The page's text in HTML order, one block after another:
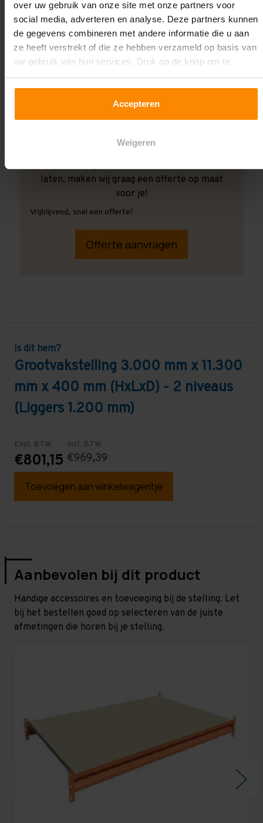
over uw gebruik van onze site met onze partners voor
social media, adverteren en analyse. Deze partners kunnen
de gegevens combineren met andere informatie die u aan
ze heeft verstrekt of die ze hebben verzameld op basis van
uw gebruik van hun services. Druk op de knop om te
accepteren!
Accepteren
Weigeren
laten, maken wij graag een offerte op maat
voor je!
Vrijblijvend, snel een offerte!
Offerte aanvragen
Is dit hem?
Grootvakstelling 3.000 mm x 11.300
mm x 400 mm (HxLxD) - 2 niveaus
(Liggers 1.200 mm)
Excl. BTW
€801,15
Incl. BTW
€969,39
Toevoegen aan winkelwagentje
Aanbevolen bij dit product
Handige accessoires en toevoeging bij de stelling. Let
bij het bestellen goed op selecteren van de juiste
afmetingen die horen bij je stelling.